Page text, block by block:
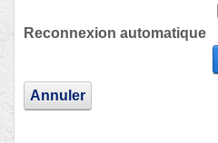
Reconnexion automatique
Annuler